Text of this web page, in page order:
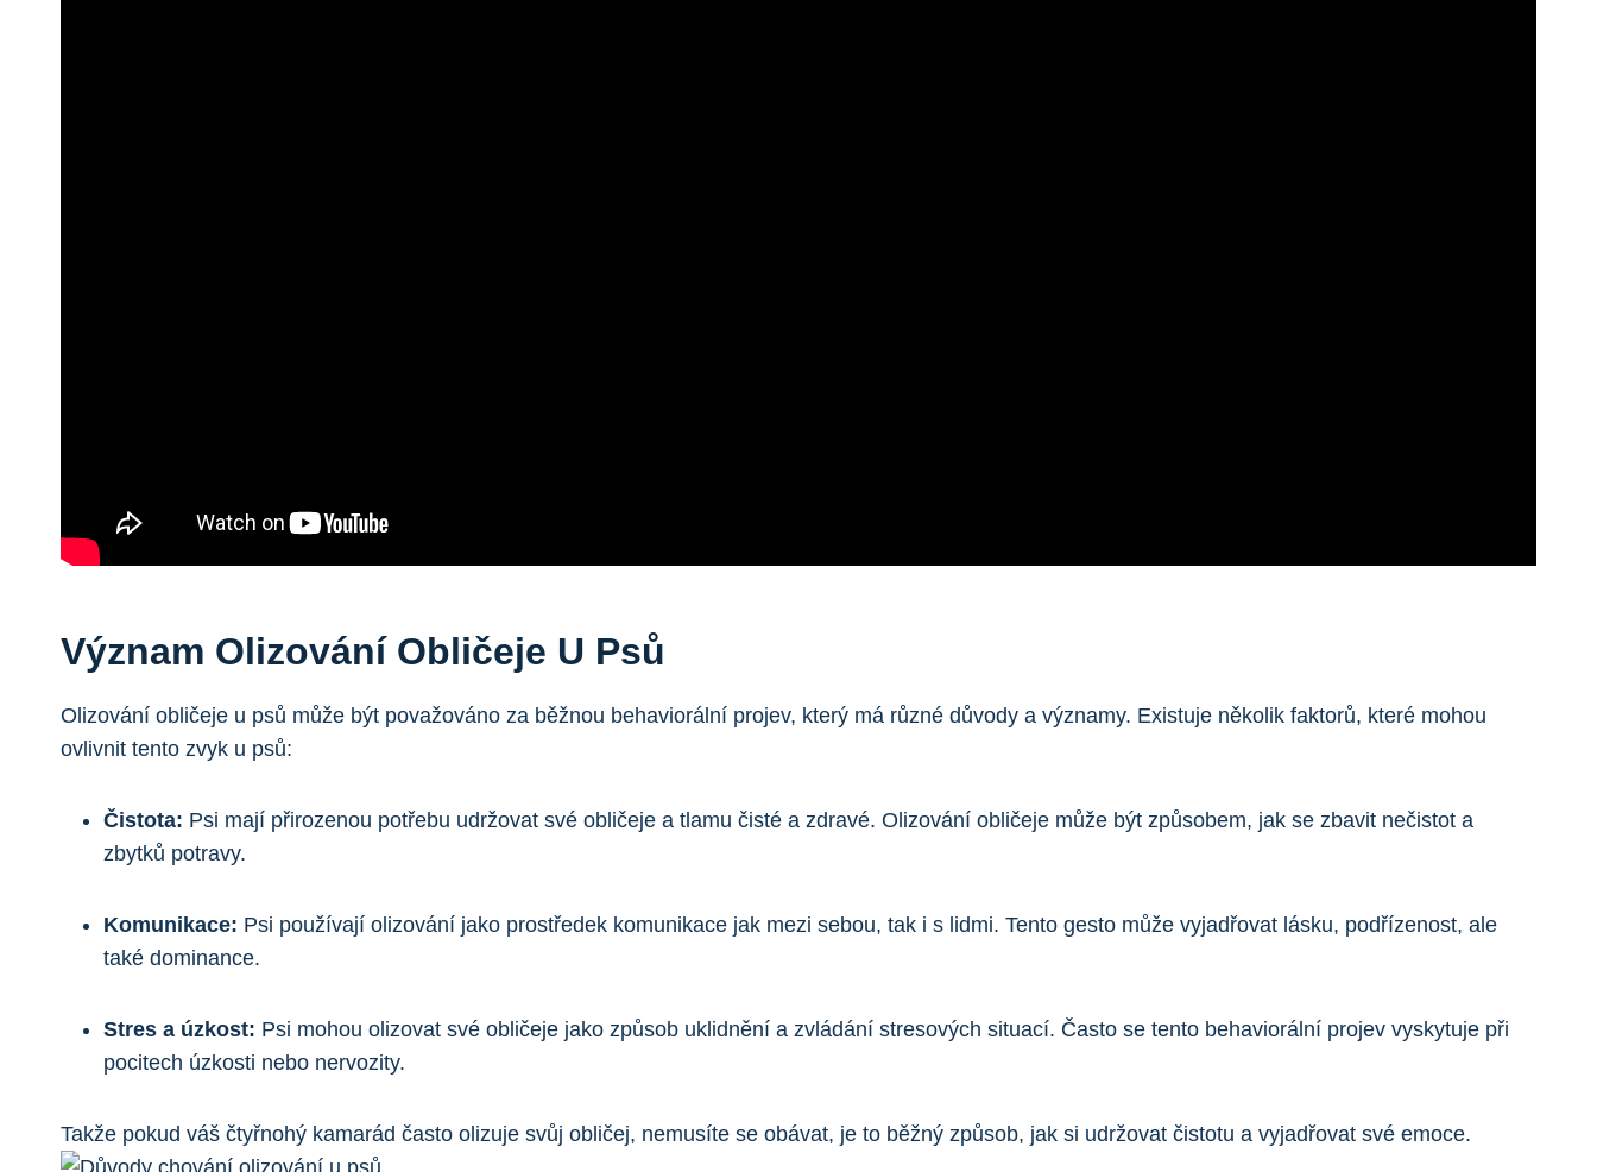
Význam Olizování Obličeje U Psů
Olizování obličeje u psů může být považováno za běžnou behaviorální projev, který má různé důvody a významy. Existuje několik faktorů, které mohou
ovlivnit tento zvyk u psů:
Čistota: Psi mají přirozenou potřebu udržovat své obličeje a tlamu čisté a zdravé. Olizování obličeje může být způsobem, jak se zbavit nečistot a
zbytků potravy.
Komunikace: Psi používají olizování jako prostředek komunikace jak mezi sebou, tak i s lidmi. Tento gesto může vyjadřovat lásku, podřízenost, ale
také dominance.
Stres a úzkost: Psi mohou olizovat své obličeje jako způsob uklidnění a zvládání stresových situací. Často se tento behaviorální projev vyskytuje při
pocitech úzkosti nebo nervozity.
Takže pokud váš čtyřnohý kamarád často olizuje svůj obličej, nemusíte se obávat, je to běžný způsob, jak si udržovat čistotu a vyjadřovat své emoce.